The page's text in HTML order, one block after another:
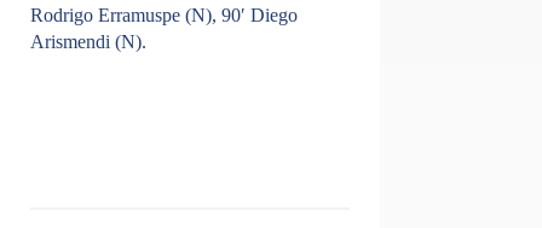
Rodrigo Erramuspe (N), 90′ Diego
Arismendi (N).